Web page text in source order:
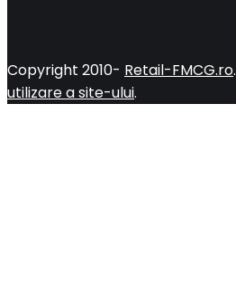
Copyright 2010- Retail-FMCG.ro.
utilizare a site-ului.